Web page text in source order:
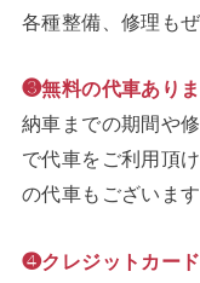
各種整備、修理も
❸無料の代車あり
納車までの期間や
で代車をご利用頂
の代車もございます
❹クレジットカー